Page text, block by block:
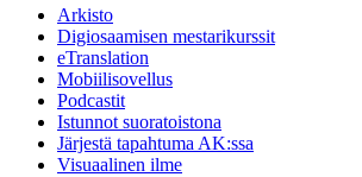
Arkisto
Digiosaamisen mestarikurssit
eTranslation
Mobiilisovellus
Podcastit
Istunnot suoratoistona
Järjestä tapahtuma AK:ssa
Visuaalinen ilme